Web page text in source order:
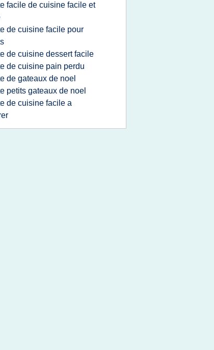
facile de cuisine facile et
de cuisine facile pour
de cuisine dessert facile
de cuisine pain perdu
de gateaux de noel
petits gateaux de noel
de cuisine facile a